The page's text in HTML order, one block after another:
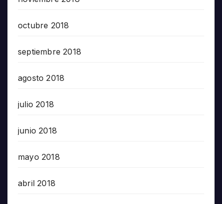
octubre 2018
septiembre 2018
agosto 2018
julio 2018
junio 2018
mayo 2018
abril 2018